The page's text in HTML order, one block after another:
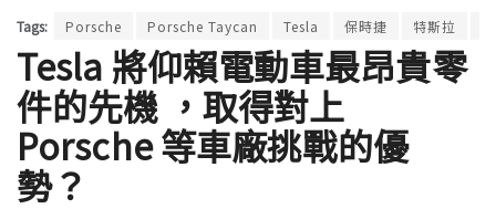
Tags: Porsche Porsche Taycan Tesla 保時捷 特斯拉
Tesla 將仰賴電動車最昂貴零
件的先機 ，取得對上
Porsche 等車廠挑戰的優
勢？